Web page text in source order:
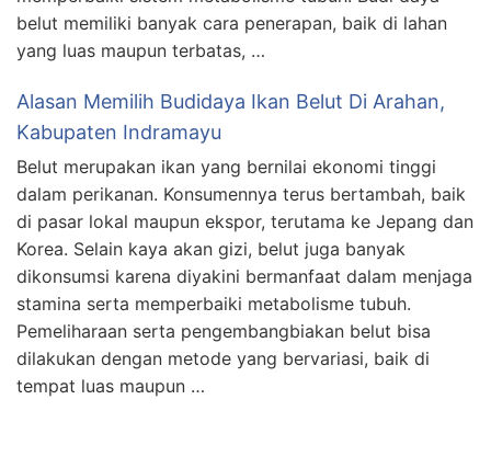
belut memiliki banyak cara penerapan, baik di lahan
yang luas maupun terbatas, …
Alasan Memilih Budidaya Ikan Belut Di Arahan,
Kabupaten Indramayu
Belut merupakan ikan yang bernilai ekonomi tinggi
dalam perikanan. Konsumennya terus bertambah, baik
di pasar lokal maupun ekspor, terutama ke Jepang dan
Korea. Selain kaya akan gizi, belut juga banyak
dikonsumsi karena diyakini bermanfaat dalam menjaga
stamina serta memperbaiki metabolisme tubuh.
Pemeliharaan serta pengembangbiakan belut bisa
dilakukan dengan metode yang bervariasi, baik di
tempat luas maupun …